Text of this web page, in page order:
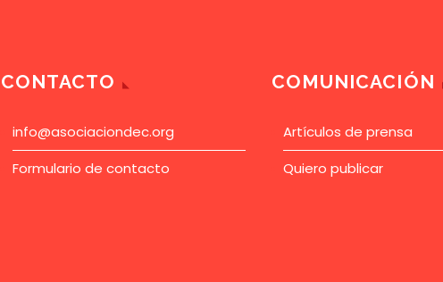
CONTACTO
info@asociaciondec.org
Formulario de contacto
COMUNICACIÓN
Artículos de prensa
Quiero publicar